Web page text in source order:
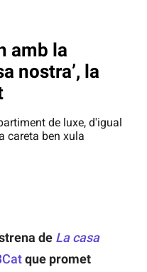
amb la
nostra’, la
de luxe, d'igual
careta ben xula
de La casa
que promet